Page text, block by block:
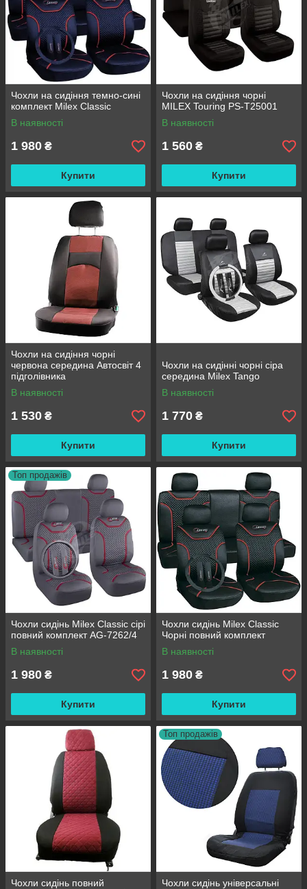
Чохли на сидіння темно-сині
комплект Milex Classic
В наявності
1 980 ₴
Купити
Чохли на сидіння чорні
MILEX Touring PS-T25001
В наявності
1 560 ₴
Купити
Чохли на сидіння чорні
червона середина Автосвіт 4
підголівника
В наявності
1 530 ₴
Купити
Чохли на сидінні чорні сіра
середина Milex Tango
В наявності
1 770 ₴
Купити
Топ продажів
Чохли сидінь Milex Classic сірі
повний комплект AG-7262/4
В наявності
1 980 ₴
Купити
Чохли сидінь Milex Classic
Чорні повний комплект
В наявності
1 980 ₴
Купити
Чохли сидінь повний
Топ продажів
Чохли сидінь універсальні